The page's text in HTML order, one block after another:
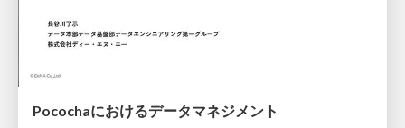
Pocochaにおけるデータマネジメント